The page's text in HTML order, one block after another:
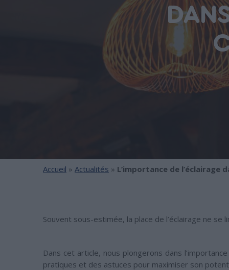
Accueil » Actualités » L’importance de l’éclairage
Souvent sous-estimée, la place de l’éclairage ne se
Dans cet article, nous plongerons dans
pratiques et des astuces pour maximiser son